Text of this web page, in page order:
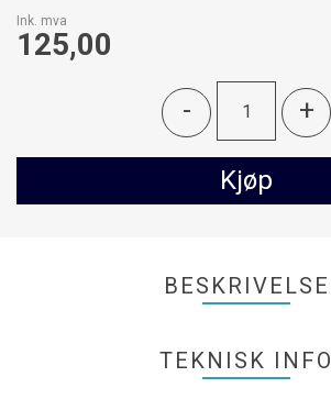
Ink. mva
125,00
- +
Kjøp
BESKRIVELSE
TEKNISK INFO